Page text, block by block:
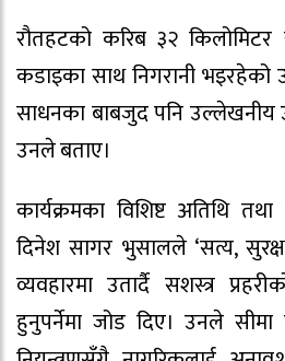
रौतहटको करिब ३२
कडाइका साथ निगरानी भइरहेको
साधनका बाबजुद पनि उल्लेखनीय
उनले बताए।
कार्यक्रमका विशिष्ट अतिथि
दिनेश सागर भुसालले ‘सत्य, सुरक्षा
व्यवहारमा उतार्दै सशस्त्र
हुनुपर्नेमा जोड दिए। उनले